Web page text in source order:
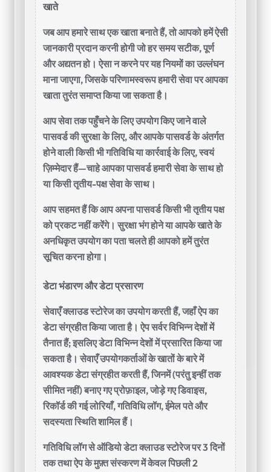
खाते
जब आप हमारे साथ एक खाता बनाते हैं, तो आपको हमें ऐसी
जानकारी प्रदान करनी होगी जो हर समय सटीक, पूर्ण
और अद्यतन हो। ऐसा न करने पर यह नियमों का उल्लंघन
माना जाएगा, जिसके परिणामस्वरूप हमारी सेवा पर आपका
खाता तुरंत समाप्त किया जा सकता है।
आप सेवा तक पहुँचने के लिए उपयोग किए जाने वाले
पासवर्ड की सुरक्षा के लिए, और आपके पासवर्ड के अंतर्गत
होने वाली किसी भी गतिविधि या कार्रवाई के लिए, स्वयं
ज़िम्मेदार हैं—चाहे आपका पासवर्ड हमारी सेवा के साथ हो
या किसी तृतीय-पक्ष सेवा के साथ।
आप सहमत हैं कि आप अपना पासवर्ड किसी भी तृतीय पक्ष
को प्रकट नहीं करेंगे। सुरक्षा भंग होने या आपके खाते के
अनधिकृत उपयोग का पता चलते ही आपको हमें तुरंत
सूचित करना होगा।
डेटा भंडारण और डेटा प्रसारण
सेवाएँ क्लाउड स्टोरेज का उपयोग करती हैं, जहाँ ऐप का
डेटा संग्रहीत किया जाता है। ऐप सर्वर विभिन्न देशों में
तैनात हैं; इसलिए डेटा विभिन्न देशों में प्रसारित किया जा
सकता है। सेवाएँ उपयोगकर्ताओं के खातों के बारे में
आवश्यक डेटा संग्रहीत करती हैं, जिनमें (परंतु इन्हीं तक
सीमित नहीं) बनाए गए प्रोफ़ाइल, जोड़े गए डिवाइस,
रिकॉर्ड की गई लोरियाँ, गतिविधि लॉग, ईमेल पते और
सदस्यता स्थिति शामिल हैं।
गतिविधि लॉग से ऑडियो डेटा क्लाउड स्टोरेज पर 3 दिनों
तक तथा ऐप के मुफ़्त संस्करण में केवल पिछली 2